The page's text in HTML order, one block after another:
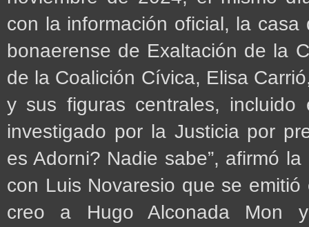
con la información oficial, la
bonaerense de Exaltación de la
de la Coalición Cívica, Elisa
y sus figuras centrales,
investigado por la Justicia por
es Adorni? Nadie sabe”, afirmó
con Luis Novaresio que se
creo a Hugo Alconada Mon